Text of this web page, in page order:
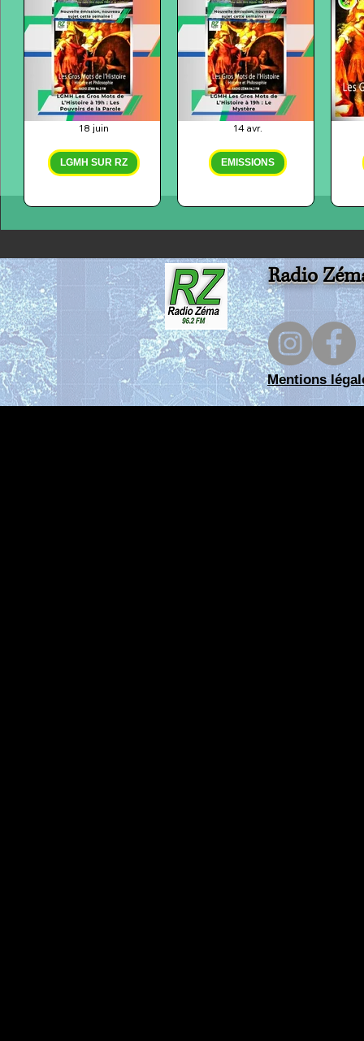
LGMH - Les
Pouvoirs de la
Parole
(enregistré le
10 06 26)
LGMH SUR RZ
18 juin
REPLAY RZ -
LGMH - Le
Mystère et ses
significations
(Enregistrée
en 04 26)
EMISSIONS
14 avr.
la
Radio
Mentions